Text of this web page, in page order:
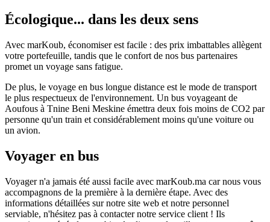
Écologique... dans les deux sens
Avec marKoub, économiser est facile : des prix imbattables allègent
votre portefeuille, tandis que le confort de nos bus partenaires
promet un voyage sans fatigue.
De plus, le voyage en bus longue distance est le mode de transport
le plus respectueux de l'environnement. Un bus voyageant de
Aoufous à Tnine Beni Meskine émettra deux fois moins de CO2 par
personne qu'un train et considérablement moins qu'une voiture ou
un avion.
Voyager en bus
Voyager n'a jamais été aussi facile avec marKoub.ma car nous vous
accompagnons de la première à la dernière étape. Avec des
informations détaillées sur notre site web et notre personnel
serviable, n'hésitez pas à contacter notre service client ! Ils